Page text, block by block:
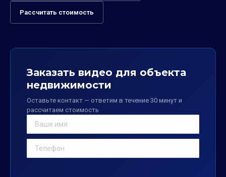
Рассчитать стоимость
Заказать видео для объекта
недвижимости
Оставьте контакт — ответим в течение 30 минут и
рассчитаем стоимость